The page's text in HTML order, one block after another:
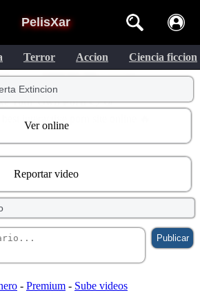
PelisXar
Terror Accion Ciencia ficcion
Extincion
Ver online
Reportar video
- Premium- Sube videos